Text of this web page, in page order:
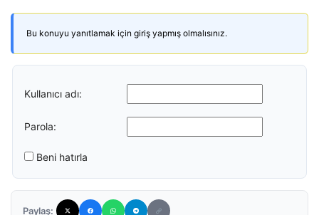
Bu konuyu yanıtlamak için giriş yapmış olmalısınız.
Kullanıcı adı:
Parola:
Beni hatırla
Paylaş: